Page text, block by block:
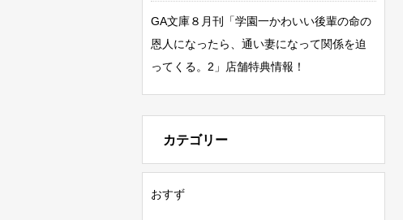
GA文庫８月刊「学園一かわいい後輩の命の
恩人になったら、通い妻になって関係を迫
ってくる。2」店舗特典情報！
カテゴリー
おすず